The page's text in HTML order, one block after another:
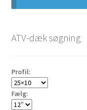
18×5.3-14″
ATV-dæk søgning
Profil:
Fælg: